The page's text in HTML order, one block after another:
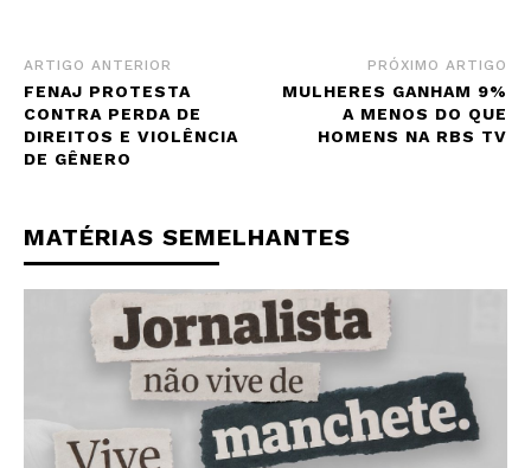
ARTIGO ANTERIOR
FENAJ PROTESTA
CONTRA PERDA DE
DIREITOS E VIOLÊNCIA
DE GÊNERO
PRÓXIMO ARTIGO
MULHERES GANHAM 9%
A MENOS DO QUE
HOMENS NA RBS TV
MATÉRIAS SEMELHANTES